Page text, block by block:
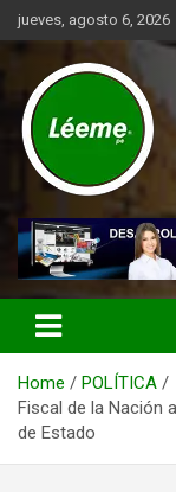
Skip
to
jueves, agosto 6, 2026
Léeme.pe
Noticias de
negocios a nivel de
de alcance nacional.
Home
POLÍTICA
Fiscal de la Nación
de Estado